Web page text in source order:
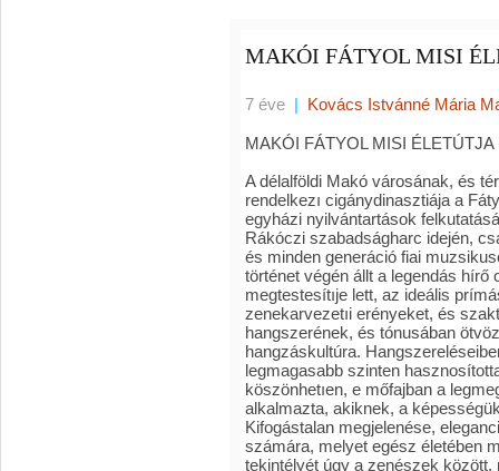
MAKÓI FÁTYOL MISI
7 éve | Kovács Istvánné Mária
MAKÓI FÁTYOL MISI ÉLETÚTJA
A délalföldi Makó városának, és térségének, talán legnagyobb múlttal rendelkezı cigánydinasztiája a Fátyol dinasztia. Családfájuk levéltári és egyházi nyilvántartások felkutatásával 1703-ig vezethetı vissza. Tehát már a Rákóczi szabadságharc idején, családjuk ısei ebben a városban muzsikáltak, és minden generáció fiai muzsikusok voltak. E 300 évet magába foglaló történet végén állt a legendás hírő cigányprímás: Fátyol Misi, aki a megtestesítıje lett, az ideális prímás fogalmának, és magában hordozta a zenekarvezetıi erényeket, és szaktudást egyaránt. Mestere volt hangszerének, és tónusában ötvözıdött az ısi cigányzene és a klasszikus hangzáskultúra. Hangszereléseiben ezt a kettısséget, zenei építkezést a legmagasabb szinten hasznosította. Tökéletes emberismerıi képességének köszönhetıen, e mőfajban a legmegfelelıbb társakat, zenekari tagokat alkalmazta, akiknek, a képességüknek megfelelı magas mércét állított. Kifogástalan megjelenése, eleganciája, modora, intelligenciája úri tartást adott számára, melyet egész életében megtartott, és ennek köszönhette a tekintélyét úgy a zenészek között, mind a vendégek elıtt, akik tisztelték és szerették e rendkívüli embert. A zenészek egymás között pódiumzenésznek tartották, mert nem szeretett „asztalozni". A tehetségét nem váltotta aprópénzre. A vendégek nótáit kitőnı memóriájának köszönhetıen megjegyezte, és mindig készségesen eljátszotta a pódiumról, csupán annyit tett, hogy arra fordult, ahová a nóta szólt. Szerény mosolyával és mértéktartó magaviseletével, szinte észrevétlen lefegyverezte az egyébként duhajkodásra hajlamos vendégeket is. Az öncélú tetszelgés távol állt tıle, viszont megkövetelte a zenekarától az odafigyelést, és a tökéletes együttmőködést. Röviden mondva: fegyelmet tartott, aminek köszönhetıen maximális elismerést aratott, úgy zenei körökben, szakmai berkekben, mind a zeneértı vendégek elıtt. 1909. 09. 19-én született Makón. Születésekor már el is dılt, hogy a kis csecsemı prímás lesz. Ez régi tradíció volt már a családban, melyet szülei boldogan be is tartottak. Elsı tanítómestere Sztanics István volt, aki egy életre megszeretette vele a szárazfát. A még zsenge ifjú prímáspalánta elıször hasonnevő édesapja zenekarában debütált. Innen, még mindig gyermekfejjel került nagybátyja Fátyol Jancsi zenekarába tercprímásnak. Ebben az idıben még ösztönös muzsikusok voltak a cigányzenészek. A nagyhírő Fátyol Jancsi is naturalista prímás volt. Ennek ellenére kifogástalan, színvonalas zenét produkáltak, és repertoárjukat a sokrétőség jellemezte. Mősorukban: verbunkos, palotás, magyar nóta, népdal és a világi zene egyaránt fellelhetı volt. Fátyol Misi fiatalkora ellenére ráébredt arra, hogy a naturalista cigánymuzsikából ki kell törni, mert jövıje csak a tanult muzsikusoknak lehet. 18 éves korában kivált nagybátyja zenekarából és Szegedre ment muzsikálni, ahol a munka mellett beiratkozott Dr. Belle Ferenc konzervatóriumi tanárhoz, a Filharmonikus Zenekar koncertmesteréhez. A rengeteg gyakorlás, szorgalom és a kitőnı tanári munka eredményként, az akkori idık egyik legnagyobb prímása Pertis Pál meghívta zenekarába Budapestre, a legelıkelıbb éttermek között, nyilvántartott Duna-parti „Vadászkürt-mulatóba" terc és segédprímásnak. Egykor a híres Boka Károly (Kossuth Lajos kedvenc cigánya) ott lakott a Vadászkürt szállodájában, és ott muzsikált az étteremben. Pertis Pál zenekara gyakori szereplıje volt a korabeli filmeknek, híradóknak. A zenekarral együtt Misi is ott van a régi kópiák celluloidszalagján. Pl. a „Virágvasárnapján" címő játékfilmben. Ebben a zenekarban a fiatal zenész elsajátított mindent, amit egy élvonalbeli prímásnak szakmailag tudni kell. Pertis Pál zenekarával több külföldi turnén vett részt, és eljutottak a Belga Királyi Golf klubba is hosszabb idıre muzsikálni. Szerzıdésük lejárta után visszatértek a Vadászkürtbe. Pertis Pál egészsége megromlott és egyre gyakrabban került betegállományba. A fiatal Fátyol Misi mővészi játékának legnagyobb elismerését a zenekartól kapta azzal, hogy kora és vidéki mivolta ellenére elfogadták prímásnak Pertis Pál betegsége idején. Egy alkalommal Pertis Pál kórházban volt, amikor a belga király és kísérete megjelent a Vadászkürtben vacsorára. Annyira megnyerte a tetszését a magas rangú vendégeknek Fátyol Misi és a zenekar muzsikálása, hogy távozáskor a király kézfogással gratulált a fiatal prímásnak, és rövid idı múlva meghívást kaptak a belga fıvárosba Bruxellesbe, ismét a Királyi Golf Klubba. Röviddel ezután, meghalt Pertis Pál, és evidens volt, hogy Misi vezeti a zenekart külföldön is. Ismét hosszabb idıt töltöttek el a patinás nyugati világvárosban. Még a szerzıdésük le sem járt, mikor kitört a II. Világháború, melyben az a paradox helyzet állt elı, hogy Belgium és Magyarország is a nagy távolság ellenére hadviselı felekké váltak. 1939-ben fájó szívvel búcsút kellett mondaniuk kenyéradó gazdáiknak. Sosem derült ki, hogy mi vezérelte ıket az